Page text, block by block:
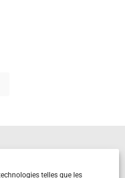
telles que les